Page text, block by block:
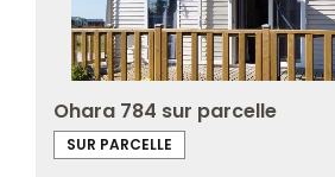
Ohara 784 sur parcelle
SUR PARCELLE